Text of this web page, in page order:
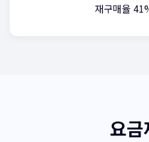
재구매율
요금